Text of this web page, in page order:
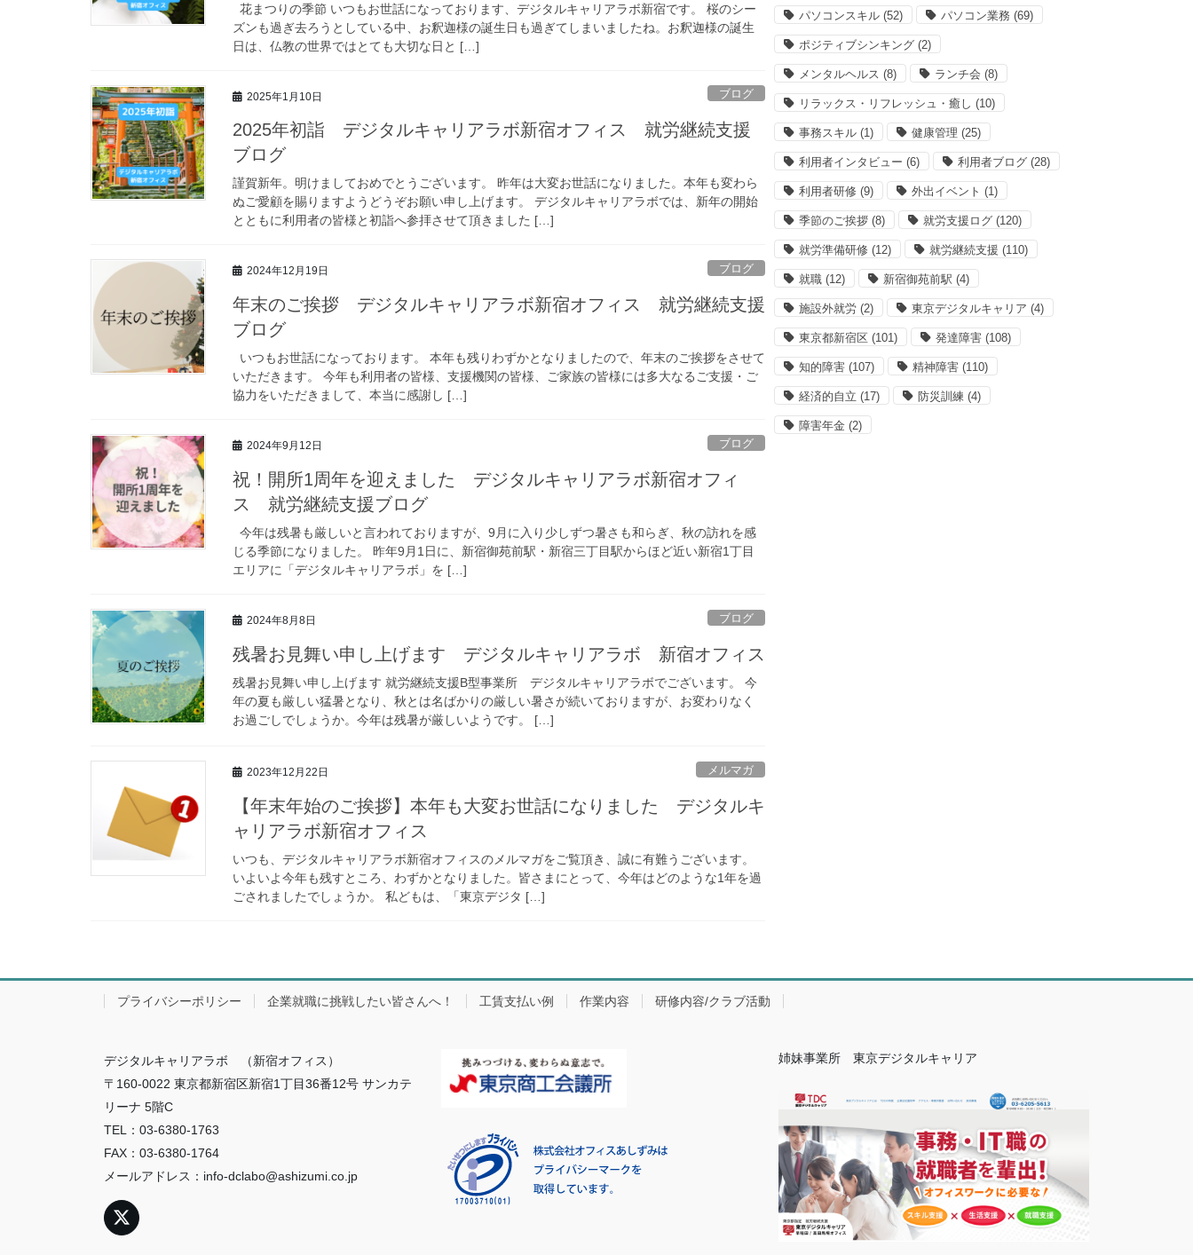
花まつりの季節 いつもお世話になっております、デジタルキャリアラボ新宿です。 桜のシー
ズンも過ぎ去ろうとしている中、お釈迦様の誕生日も過ぎてしまいましたね。お釈迦様の誕生
日は、仏教の世界ではとても大切な日と […]
2025年1月10日 ブログ
2025年初詣 デジタルキャリアラボ新宿オフィス 就労継続支援
ブログ
謹賀新年。明けましておめでとうございます。 昨年は大変お世話になりました。本年も変わら
ぬご愛顧を賜りますようどうぞお願い申し上げます。 デジタルキャリアラボでは、新年の開始
とともに利用者の皆様と初詣へ参拝させて頂きました […]
2024年12月19日 ブログ
年末のご挨拶 デジタルキャリアラボ新宿オフィス 就労継続支援
ブログ
いつもお世話になっております。 本年も残りわずかとなりましたので、年末のご挨拶をさせて
いただきます。 今年も利用者の皆様、支援機関の皆様、ご家族の皆様には多大なるご支援・ご
協力をいただきまして、本当に感謝し […]
2024年9月12日 ブログ
祝！開所1周年を迎えました デジタルキャリアラボ新宿オフィ
ス 就労継続支援ブログ
今年は残暑も厳しいと言われておりますが、9月に入り少しずつ暑さも和らぎ、秋の訪れを感
じる季節になりました。 昨年9月1日に、新宿御苑前駅・新宿三丁目駅からほど近い新宿1丁目
エリアに「デジタルキャリアラボ」を […]
2024年8月8日 ブログ
残暑お見舞い申し上げます デジタルキャリアラボ 新宿オフィス
残暑お見舞い申し上げます 就労継続支援B型事業所 デジタルキャリアラボでございます。 今
年の夏も厳しい猛暑となり、秋とは名ばかりの厳しい暑さが続いておりますが、お変わりなく
お過ごしでしょうか。今年は残暑が厳しいようです。 […]
2023年12月22日 メルマガ
【年末年始のご挨拶】本年も大変お世話になりました デジタルキ
ャリアラボ新宿オフィス
いつも、デジタルキャリアラボ新宿オフィスのメルマガをご覧頂き、誠に有難うございます。
いよいよ今年も残すところ、わずかとなりました。皆さまにとって、今年はどのような1年を過
ごされましたでしょうか。 私どもは、「東京デジタ […]
パソコンスキル (52) パソコン業務 (69)
ポジティブシンキング (2)
メンタルヘルス (8) ランチ会 (8)
リラックス・リフレッシュ・癒し (10)
事務スキル (1) 健康管理 (25)
利用者インタビュー (6) 利用者ブログ (28)
利用者研修 (9) 外出イベント (1)
季節のご挨拶 (8) 就労支援ログ (120)
就労準備研修 (12) 就労継続支援 (110)
就職 (12) 新宿御苑前駅 (4)
施設外就労 (2) 東京デジタルキャリア (4)
東京都新宿区 (101) 発達障害 (108)
知的障害 (107) 精神障害 (110)
経済的自立 (17) 防災訓練 (4)
障害年金 (2)
プライバシーポリシー 企業就職に挑戦したい皆さんへ！ 工賃支払い例 作業内容 研修内容/クラブ活動
デジタルキャリアラボ （新宿オフィス）
〒160-0022 東京都新宿区新宿1丁目36番12号 サンカテ
リーナ 5階C
TEL：03-6380-1763
FAX：03-6380-1764
メールアドレス：info-dclabo@ashizumi.co.jp
姉妹事業所　東京デジタルキャリア